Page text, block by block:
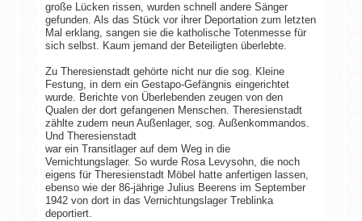
große Lücken rissen, wurden schnell andere Sänger
gefunden. Als das Stück vor ihrer Deportation zum letzten
Mal erklang, sangen sie die katholische Totenmesse für
sich selbst. Kaum jemand der Beteiligten überlebte.
Zu Theresienstadt gehörte nicht nur die sog. Kleine
Festung, in dem ein Gestapo-Gefängnis eingerichtet
wurde. Berichte von Überlebenden zeugen von den
Qualen der dort gefangenen Menschen. Theresienstadt
zählte zudem neun Außenlager, sog. Außenkommandos.
Und Theresienstadt
war ein Transitlager auf dem Weg in die
Vernichtungslager. So wurde Rosa Levysohn, die noch
eigens für Theresienstadt Möbel hatte anfertigen lassen,
ebenso wie der 86-jährige Julius Beerens im September
1942 von dort in das Vernichtungslager Treblinka
deportiert.